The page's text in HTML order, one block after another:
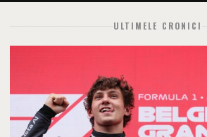
ULTIMELE CRONICI